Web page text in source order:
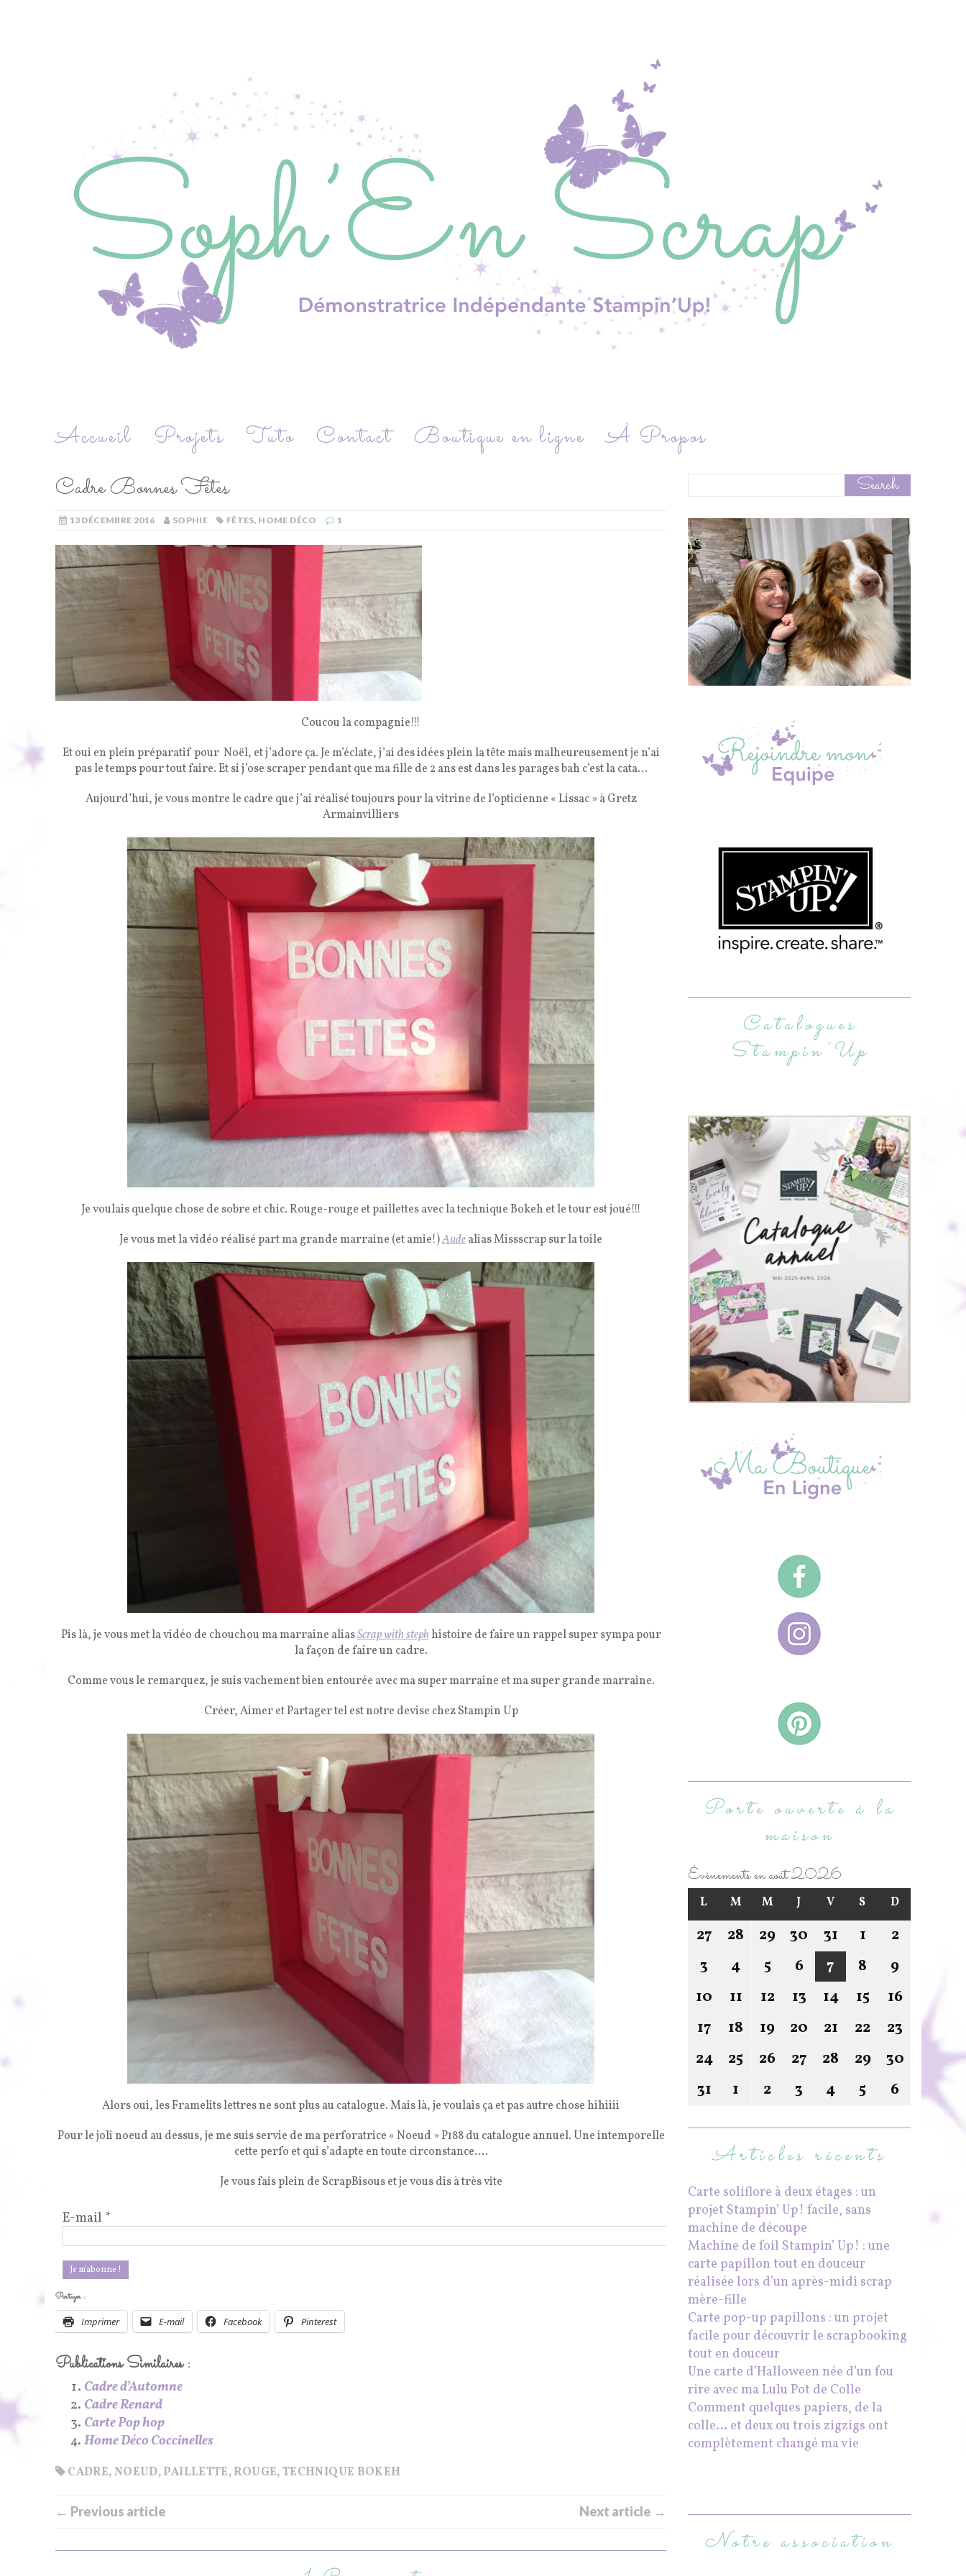
Accueil Projets Tuto Contact Boutique en ligne
À Propos
Cadre Bonnes Fêtes
13 DÉCEMBRE 2016 SOPHIE FÊTES, HOME DÉCO 1
Coucou la compagnie!!!
Et oui en plein préparatif pour Noël, et j’adore ça. Je m’éclate, j’ai des idées plein la tête mais malheureusement je n’ai
pas le temps pour tout faire. Et si j’ose scraper pendant que ma fille de 2 ans est dans les parages bah c’est la cata…
Aujourd’hui, je vous montre le cadre que j’ai réalisé toujours pour la vitrine de l’opticienne « Lissac » à Gretz
Armainvilliers
Je voulais quelque chose de sobre et chic. Rouge-rouge et paillettes avec la technique Bokeh et le tour est joué!!!
Je vous met la vidéo réalisé part ma grande marraine (et amie!)Audealias Missscrap sur la toile
Pis là, je vous met la vidéo de chouchou ma marraine aliasScrap with stephhistoire de faire un rappel super sympa pour
la façon de faire un cadre.
Comme vous le remarquez, je suis vachement bien entourée avec ma super marraine et ma super grande marraine.
Créer, Aimer et Partager tel est notre devise chez Stampin Up
Alors oui, les Framelits lettres ne sont plus au catalogue. Mais là, je voulais ça et pas autre chose hihiiii
Pour le joli noeud au dessus, je me suis servie de ma perforatrice « Noeud » P188 du catalogue annuel. Une intemporelle
cette perfo et qui s’adapte en toute circonstance….
Je vous fais plein de ScrapBisous et je vous dis à très vite
E-mail *
Partager :
Imprimer E-mail Facebook Pinterest
Publications Similaires :
Cadre d’Automne
Cadre Renard
Carte Pop hop
Home Déco Coccinelles
CADRE,NOEUD,PAILLETTE,ROUGE,TECHNIQUE BOKEH
← Previous article Next article →
Catalogues
Stampin’Up
Porte ouverte à la
maison
Évènements en août 2026
L M M J V S D
27 28 29 30 31 1
2
3
4 5 6 7 8
9
10
11 12 13 14 15
16
17
18 19 20 21 22
23
24
25 26 27 28 29
30
31
1 2 3 4 5 6
Articles récents
Carte soliflore à deux étages : un
projet Stampin’ Up! facile, sans
machine de découpe
Machine de foil Stampin’ Up! : une
carte papillon tout en douceur
réalisée lors d’un après-midi scrap
mère-fille
Carte pop-up papillons : un projet
facile pour découvrir le scrapbooking
tout en douceur
Une carte d’Halloween née d’un fou
rire avec ma Lulu Pot de Colle
Comment quelques papiers, de la
colle… et deux ou trois zigzigs ont
complètement changé ma vie
Notre association